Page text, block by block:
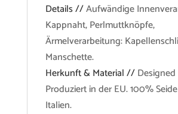
Details //Aufwändige
Kappnaht, Perlmuttknöpfe,
Ärmelverarbeitung:
Manschette.
Herkunft & Material //
Produziert in der EU. 100%
Italien.